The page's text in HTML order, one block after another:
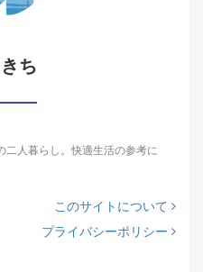
ち
二人暮らし。快適生活の参考に
このサイトについて
プライバシーポリシー